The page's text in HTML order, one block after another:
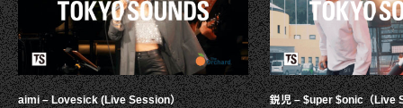
aimi – Lovesick (Live Session） 鋭児 – $uper $onic（Live